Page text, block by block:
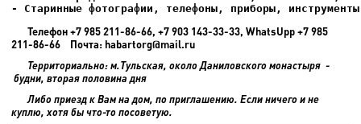
- Старинные фотографии, телефоны, приборы,
Телефон +7 985 211-86-66, +7 903 143-33-33, WhatsUpp +7 985
211-86-66 Почта: habartorg@mail.ru
Территориально: м.Тульская, около Даниловского монастыря -
будни, вторая половина дня
Либо приезд к Вам на дом, по приглашению. Если ничего и не
куплю, хотя бы что-то посоветую.